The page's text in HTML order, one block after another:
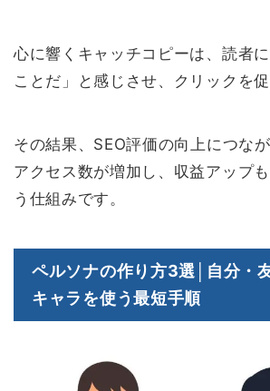
心に響くキャッチコピーは、読者
ことだ」と感じさせ、クリックを促
その結果、SEO評価の向上につな
アクセス数が増加し、収益アップ
う仕組みです。
ペルソナの作り方3選│自分・
キャラを使う最短手順